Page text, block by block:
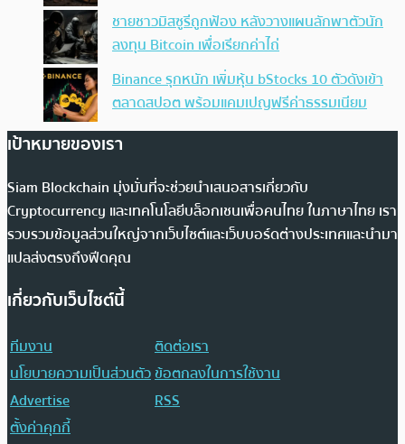
ชายชาวมิสซูรีถูกฟ้อง หลังวางแผนลักพาตัวนัก
ลงทุน Bitcoin เพื่อเรียกค่าไถ่
Binance รุกหนัก เพิ่มหุ้น bStocks 10 ตัวดังเข้า
ตลาดสปอต พร้อมแคมเปญฟรีค่าธรรมเนียม
เป้าหมายของเรา
Siam Blockchain มุ่งมั่นที่จะช่วยนำเสนอสารเกี่ยวกับ
Cryptocurrency และเทคโนโลยีบล็อกเชนเพื่อคนไทย ในภาษาไทย เรา
รวบรวมข้อมูลส่วนใหญ่จากเว็บไซต์และเว็บบอร์ดต่างประเทศและนำมา
แปลส่งตรงถึงฟีดคุณ
เกี่ยวกับเว็บไซต์นี้
ทีมงาน
ติดต่อเรา
นโยบายความเป็นส่วนตัวข้อตกลงในการใช้งาน
Advertise
RSS
ตั้งค่าคุกกี้